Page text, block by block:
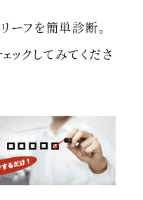
ーフを簡単診断。
ックしてみてくださ